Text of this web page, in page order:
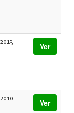
2013 Ver
2010 Ver